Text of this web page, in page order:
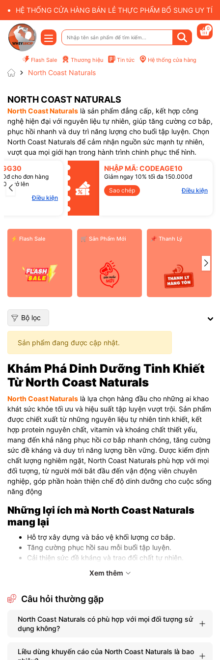
HỆ THỐNG CỬA HÀNG BÁN LẺ THỰC PHẨM BỔ SUNG UY
Flash Sale Thương hiệu Tin tức Hệ thống cửa hàng
0
North Coast Naturals
NORTH COAST NATURALS
North Coast Naturals là sản phẩm đẳng cấp, kết hợp công
nghệ hiện đại với nguyên liệu tự nhiên, giúp tăng cường cơ bắp,
phục hồi nhanh và duy trì năng lượng cho buổi tập luyện. Chọn
North Coast Naturals để cảm nhận nguồn sức mạnh tự nhiên,
vượt qua mọi giới hạn trong hành trình chinh phục thể hình.
cho đơn hàng
trở lên
Điều kiện
NHẬP MÃ: CODEAGE10
Giảm ngay 10% tối đa 150.000đ
Sao chép
Điều kiện
Mã giảm giá:
Điều kiện:
⚡ Flash Sale ️🛒 Sản Phẩm Mới 📌 Thanh Lý
Bộ lọc
Sản phẩm đang được cập nhật.
Khám Phá Dinh Dưỡng Tinh Khiết
Từ North Coast Naturals
North Coast Naturals là lựa chọn hàng đầu cho những ai khao
khát sức khỏe tối ưu và hiệu suất tập luyện vượt trội. Sản phẩm
được chiết xuất từ những nguyên liệu tự nhiên tinh khiết, kết
hợp protein nguyên chất, vitamin và khoáng chất thiết yếu,
mang đến khả năng phục hồi cơ bắp nhanh chóng, tăng cường
sức đề kháng và duy trì năng lượng bền vững. Được kiểm định
chất lượng nghiêm ngặt, North Coast Naturals phù hợp với mọi
đối tượng, từ người mới bắt đầu đến vận động viên chuyên
nghiệp, góp phần hoàn thiện chế độ dinh dưỡng cho cuộc sống
năng động
Những lợi ích mà North Coast Naturals
mang lại
Hỗ trợ xây dựng và bảo vệ khối lượng cơ bắp.
Tăng cường phục hồi sau mỗi buổi tập luyện.
Cải thiện sức đề kháng và trao đổi chất tự nhiên.
Naturals
Hỗn hợp vitamin và khoáng chất thiết yếu.
Amino acid hỗ trợ phục hồi cơ bắp nhanh chóng.
chất.
Xem thêm
Câu hỏi thường gặp
North Coast Naturals có phù hợp với mọi đối tượng sử
dụng không?
Liều dùng khuyến cáo của North Coast Naturals là bao